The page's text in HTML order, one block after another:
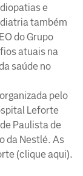
e
também
do Grupo
atuais na
saúde no
pelo
Leforte
Paulista de
da Nestlé. As
(clique aqui).